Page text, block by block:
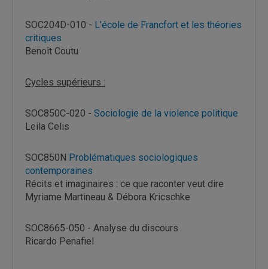
SOC204D-010 - L'école de Francfort et les théories
critiques
Benoît Coutu
Cycles supérieurs :
SOC850C-020 - Sociologie de la violence politique
Leila Celis
SOC850N Problématiques sociologiques
contemporaines
Récits et imaginaires : ce que raconter veut dire
Myriame Martineau & Débora Kricschke
SOC8665-050 - Analyse du discours
Ricardo Penafiel